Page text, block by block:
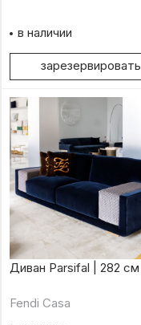
в наличии
зарезервировать
Диван Parsifal | 282 см
Fendi Casa